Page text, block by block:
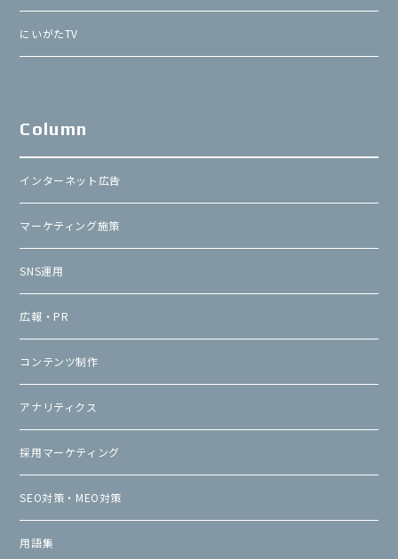
にいがたTV
Column
インターネット広告
マーケティング施策
SNS運用
広報・PR
コンテンツ制作
アナリティクス
採用マーケティング
SEO対策・MEO対策
用語集